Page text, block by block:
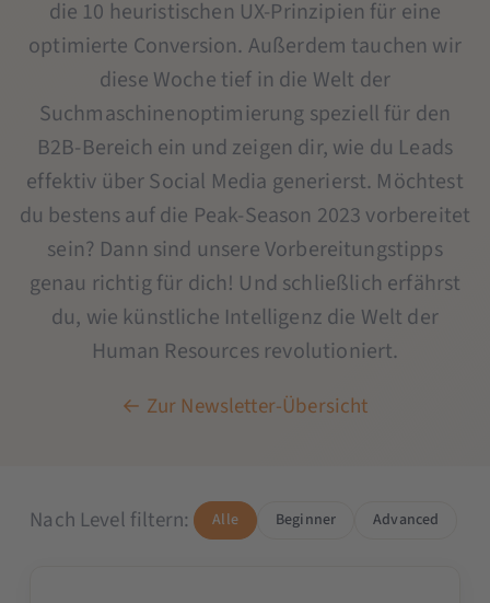
die 10 heuristischen UX-Prinzipien für eine
optimierte Conversion. Außerdem tauchen wir
diese Woche tief in die Welt der
Suchmaschinenoptimierung speziell für den
B2B-Bereich ein und zeigen dir, wie du Leads
effektiv über Social Media generierst. Möchtest
du bestens auf die Peak-Season 2023 vorbereitet
sein? Dann sind unsere Vorbereitungstipps
genau richtig für dich! Und schließlich erfährst
du, wie künstliche Intelligenz die Welt der
Human Resources revolutioniert.
← Zur Newsletter-Übersicht
Nach Level filtern: Alle Beginner Advanced